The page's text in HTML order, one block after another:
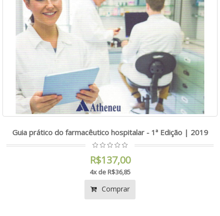
Guia prático do farmacêutico hospitalar - 1ª Edição | 2019
R$137,00
4x de R$36,85
Comprar